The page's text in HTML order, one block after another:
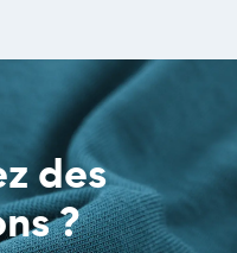
des
?